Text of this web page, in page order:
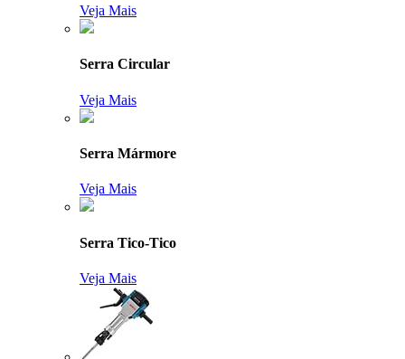
Veja Mais
Serra Circular
Veja Mais
Serra Mármore
Veja Mais
Serra Tico-Tico
Veja Mais